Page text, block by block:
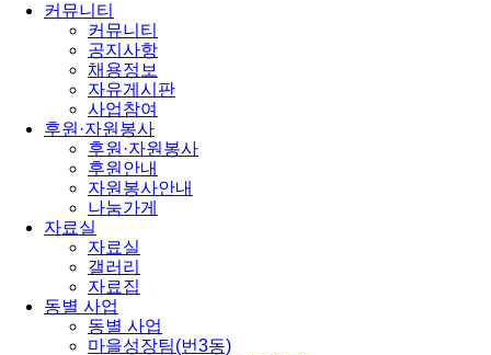
커뮤니티
커뮤니티
공지사항
채용정보
자유게시판
사업참여
후원·자원봉사
후원·자원봉사
후원안내
자원봉사안내
나눔가게
자료실
자료실
갤러리
자료집
동별 사업
동별 사업
마을성장팀(번3동)